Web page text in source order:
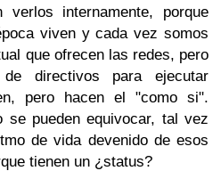
internamente, porque
viven y cada vez somos
que ofrecen las redes, pero
directivos para ejecutar
pero hacen el "como si".
se pueden equivocar, tal vez
de vida devenido de esos
tienen un ¿status?